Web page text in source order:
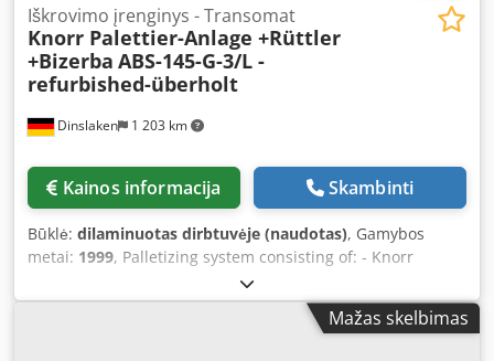
Dinslaken 1 203 km
Iškrovimo įrenginys - Transomat
Knorr Palettier-Anlage +Rüttler
+Bizerba ABS-145-G-3/L -
refurbished-überholt
Kainos informacija Skambinti
Būklė: dilaminuotas dirbtuvėje (naudotas), Gamybos
metai: 1999, Palletizing system consisting of: - Knorr
packaging system with clamp gripper - Knorr automatic
jogger with smoothing roller - Bizerba ITS industrial arc
counting scale Crsdpfx Aohfhtkjmhsf Knorr system for
Mažas skelbimas